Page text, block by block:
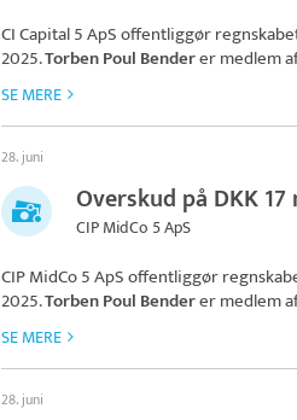
CI Capital 5 ApSoffentliggør
2025.Torben Poul Benderer medlem
SE MERE
28. juni
Overskud på DKK 17
CIP MidCo 5 ApS
CIP MidCo 5 ApSoffentliggør
2025.Torben Poul Benderer medlem
SE MERE
28. juni